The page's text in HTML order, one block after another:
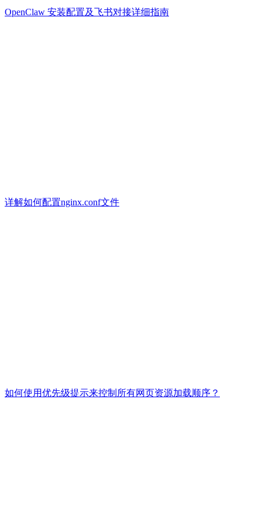
OpenClaw 安装配置及飞书对接详细指南
详解如何配置nginx.conf文件
如何使用优先级提示来控制所有网页资源加载顺序？